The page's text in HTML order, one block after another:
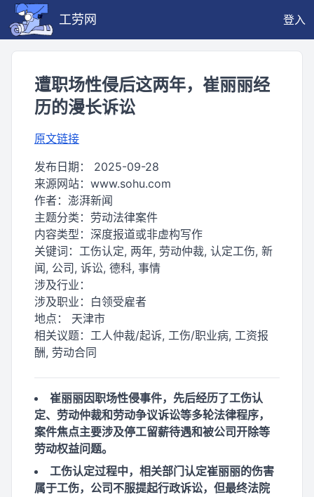
工劳网 登入
遭职场性侵后这两年，崔丽丽经
历的漫长诉讼
原文链接
发布日期： 2025-09-28
来源网站： www.sohu.com
作者： 澎湃新闻
主题分类： 劳动法律案件
内容类型： 深度报道或非虚构写作
关键词： 工伤认定, 两年, 劳动仲裁, 认定工伤, 新
闻, 公司, 诉讼, 德科, 事情
涉及行业：
涉及职业： 白领受雇者
地点： 天津市
相关议题： 工人仲裁/起诉, 工伤/职业病, 工资报
酬, 劳动合同
崔丽丽因职场性侵事件，先后经历了工伤认
定、劳动仲裁和劳动争议诉讼等多轮法律程序，
案件焦点主要涉及停工留薪待遇和被公司开除等
劳动权益问题。
工伤认定过程中，相关部门认定崔丽丽的伤害
属于工伤，公司不服提起行政诉讼，但最终法院